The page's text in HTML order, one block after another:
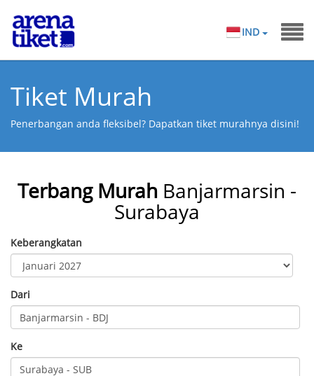
IND
Tiket Murah
Penerbangan anda fleksibel? Dapatkan tiket murahnya disini!
Terbang Murah Banjarmarsin -
Surabaya
Keberangkatan
Dari
Ke